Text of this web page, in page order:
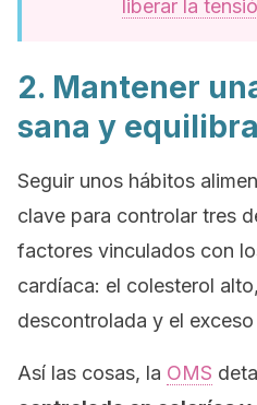
liberar la
2. Mantener
sana y
Seguir unos hábitos
clave para controlar tres
factores vinculados con
cardíaca: el colesterol
descontrolada y el
Así las cosas, la OMS